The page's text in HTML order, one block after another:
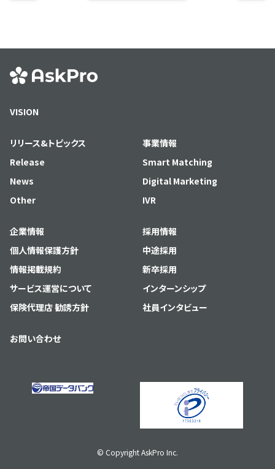
VISION
リリース&トピックス
Release
News
Other
事業情報
Smart Matching
Digital Marketing
IVR
企業情報
個人情報保護方針
情報掲載規約
サービス運営について
保険代理店 勧誘方針
採用情報
中途採用
新卒採用
インターンシップ
社員インタビュー
お問い合わせ
© Copyright AskPro Inc.